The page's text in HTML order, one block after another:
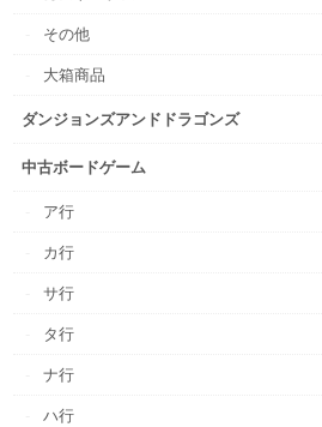
その他
大箱商品
ダンジョンズアンドドラゴンズ
中古ボードゲーム
ア行
カ行
サ行
タ行
ナ行
ハ行